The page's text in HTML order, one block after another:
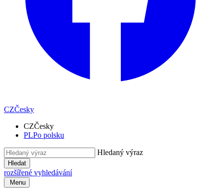
CZČesky
CZČesky
PLPo polsku
Hledaný výraz
Hledat
rozšířené vyhledávání
Menu